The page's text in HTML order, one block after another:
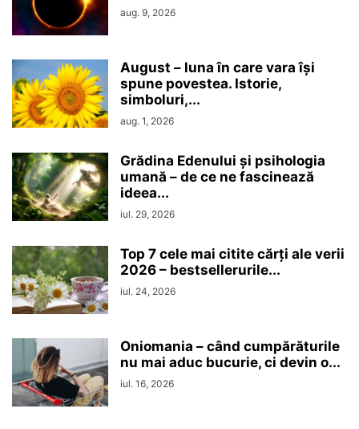
aug. 9, 2026
August – luna în care vara își
spune povestea. Istorie,
simboluri,...
aug. 1, 2026
Grădina Edenului și psihologia
umană – de ce ne fascinează
ideea...
iul. 29, 2026
Top 7 cele mai citite cărți ale verii
2026 – bestsellerurile...
iul. 24, 2026
Oniomania – când cumpărăturile
nu mai aduc bucurie, ci devin o...
iul. 16, 2026